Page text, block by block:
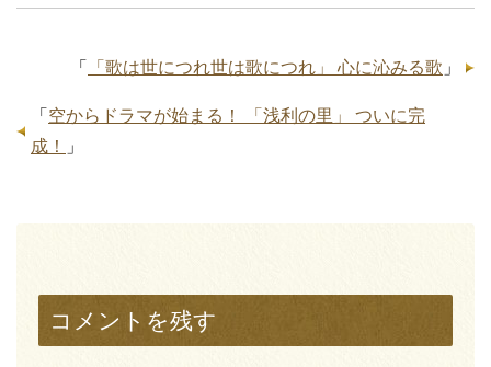
「 「歌は世につれ世は歌につれ」 心に沁みる歌 」
「 空からドラマが始まる！ 「浅利の里」 ついに完
成！
」
コメントを残す